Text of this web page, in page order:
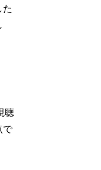
た
聴
で